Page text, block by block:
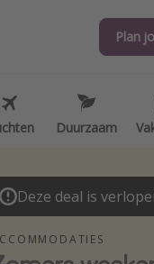
Plan
Duurzaam
Deze deal is